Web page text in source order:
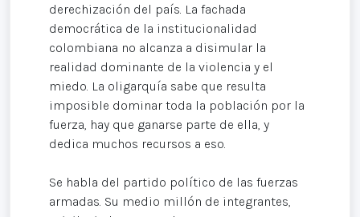
derechización del país. La fachada
democrática de la institucionalidad
colombiana no alcanza a disimular la
realidad dominante de la violencia y el
miedo. La oligarquía sabe que resulta
imposible dominar toda la población por la
fuerza, hay que ganarse parte de ella, y
dedica muchos recursos a eso.
Se habla del partido político de las fuerzas
armadas. Su medio millón de integrantes,